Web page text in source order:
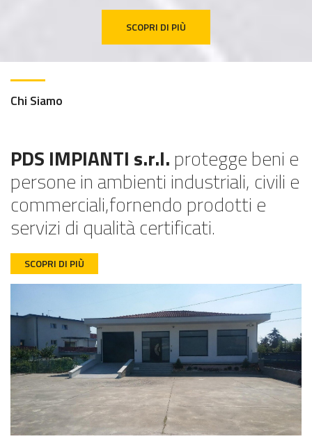
SCOPRI DI PIÙ
Chi Siamo
PDS IMPIANTI s.r.l.protegge beni e
persone in ambienti industriali, civili e
commerciali,fornendo prodotti e
servizi di qualità certificati.
SCOPRI DI PIÙ